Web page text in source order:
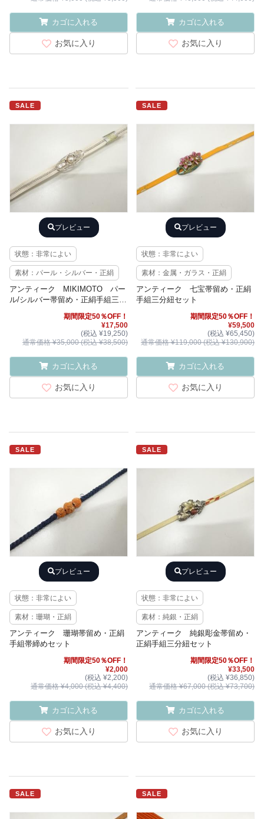
カゴに入れる
お気に入り
カゴに入れる
お気に入り
SALE
プレビュー
状態：非常によい
素材：パール・シルバー・正絹
アンティーク MIKIMOTO パー
ル/シルバー帯留め・正絹手組三分
期間限定50％OFF！
¥17,500
(税込 ¥19,250)
通常価格 ¥35,000 (税込 ¥38,500)
カゴに入れる
お気に入り
SALE
プレビュー
状態：非常によい
素材：金属・ガラス・正絹
アンティーク 七宝帯留め・正絹
手組三分紐セット
期間限定50％OFF！
¥59,500
(税込 ¥65,450)
通常価格 ¥119,000 (税込 ¥130,900)
カゴに入れる
お気に入り
SALE
プレビュー
状態：非常によい
素材：珊瑚・正絹
アンティーク 珊瑚帯留め・正絹
手組帯締めセット
期間限定50％OFF！
¥2,000
(税込 ¥2,200)
通常価格 ¥4,000 (税込 ¥4,400)
カゴに入れる
お気に入り
SALE
プレビュー
状態：非常によい
素材：純銀・正絹
アンティーク 純銀彫金帯留め・
正絹手組三分紐セット
期間限定50％OFF！
¥33,500
(税込 ¥36,850)
通常価格 ¥67,000 (税込 ¥73,700)
カゴに入れる
お気に入り
SALE SALE